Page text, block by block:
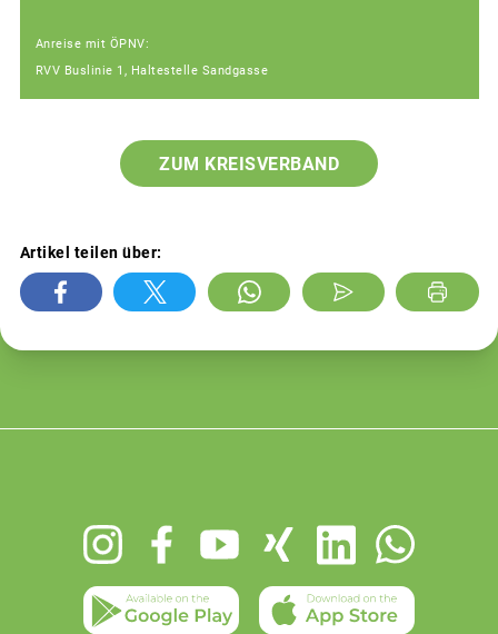
Anreise mit ÖPNV:
RVV Buslinie 1, Haltestelle Sandgasse
ZUM KREISVERBAND
Artikel teilen über: